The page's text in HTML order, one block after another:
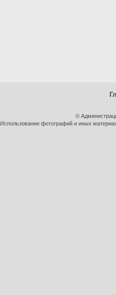
©
Использование фотографий и иных